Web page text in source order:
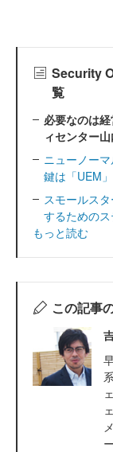
Security
覧
必要なのは
ィセンター
ニューノー
鍵は「UEM
スモールス
するための
もっと読む
この記事